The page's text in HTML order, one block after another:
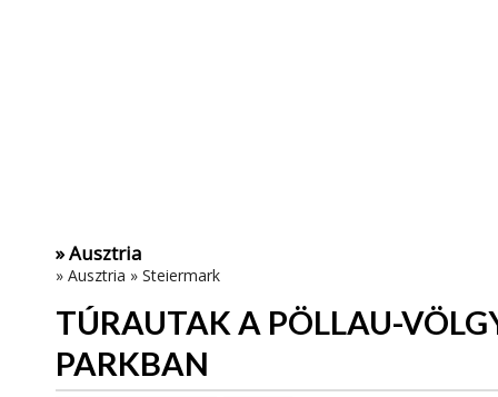
» Ausztria
» Ausztria » Steiermark
TÚRAUTAK A PÖLLAU-
PARKBAN